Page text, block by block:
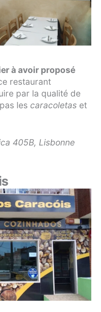
à avoir proposé
restaurant
par la qualité de
les caracoletas et
405B, Lisbonne